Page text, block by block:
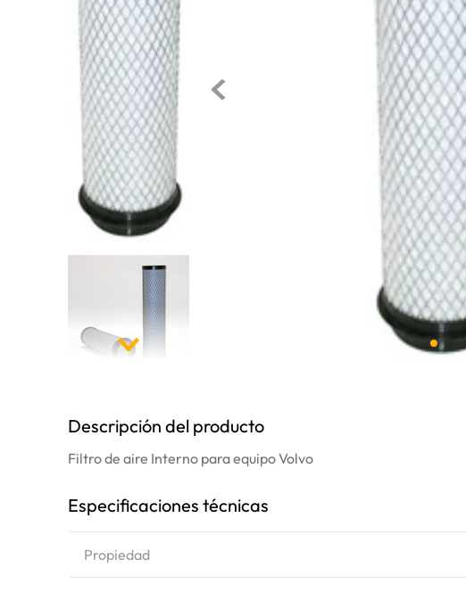
Descripción del producto
Filtro de aire Interno para equipo Volvo
Especificaciones técnicas
Propiedad
10